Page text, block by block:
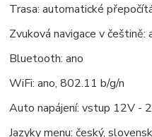
Trasa: automatické
Zvuková navigace v češtině:
Bluetooth: ano
WiFi: ano, 802.11 b/g/n
Auto napájení: vstup 12V -
Jazyky menu: český,